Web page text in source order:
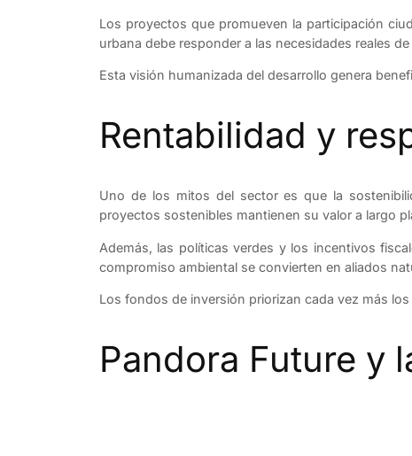
Los proyectos que promueven la participación
urbana debe responder a las necesidades reales
Esta visión humanizada del desarrollo genera
Rentabilidad y
Uno de los mitos del sector es que la
proyectos sostenibles mantienen su valor a largo
Además, las políticas verdes y los incentivos
compromiso ambiental se convierten en aliados
Los fondos de inversión priorizan cada vez más
Pandora Future y